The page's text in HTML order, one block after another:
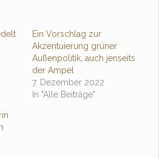
Ein Vorschlag zur
Akzentuierung grüner
Außenpolitik, auch jenseits
der Ampel
7. Dezember 2022
In "Alle Beiträge"